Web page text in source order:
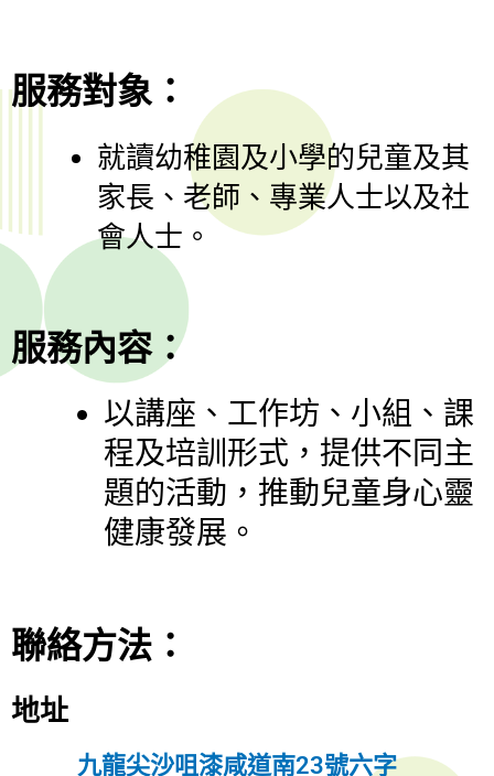
服務對象：
就讀幼稚園及小學的兒童及其
家長、老師、專業人士以及社
會人士。
服務內容：
以講座、工作坊、小組、課
程及培訓形式，提供不同主
題的活動，推動兒童身心靈
健康發展。
聯絡方法：
地址
九龍尖沙咀漆咸道南23號六字